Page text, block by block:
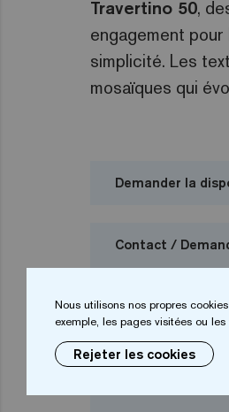
Travertino 50,
engagement
simplicité. Les
mosaïques qui
Demander la
Contact /
Prénom*
Nous utilisons nos propres
exemple, les pages visitées ou
Rejeter les cookies